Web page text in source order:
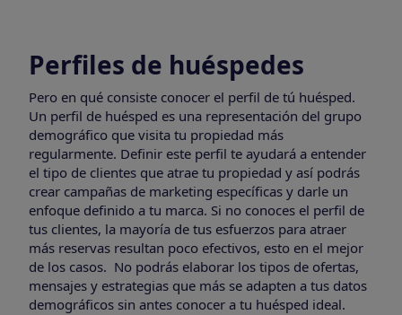
Perfiles de huéspedes
Pero en qué consiste conocer el perfil de tú huésped.
Un perfil de huésped es una representación del grupo
demográfico que visita tu propiedad más
regularmente. Definir este perfil te ayudará a entender
el tipo de clientes que atrae tu propiedad y así podrás
crear campañas de marketing específicas y darle un
enfoque definido a tu marca. Si no conoces el perfil de
tus clientes, la mayoría de tus esfuerzos para atraer
más reservas resultan poco efectivos, esto en el mejor
de los casos. No podrás elaborar los tipos de ofertas,
mensajes y estrategias que más se adapten a tus datos
demográficos sin antes conocer a tu huésped ideal.